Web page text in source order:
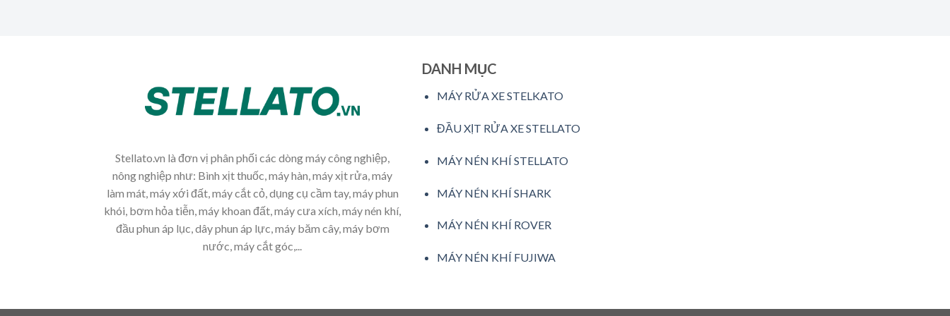
Stellato.vn là đơn vị phân phối các dòng máy công nghiệp,
nông nghiệp như: Bình xịt thuốc, máy hàn, máy xịt rửa, máy
làm mát, máy xới đất, máy cắt cỏ, dụng cụ cầm tay, máy phun
khói, bơm hỏa tiễn, máy khoan đất, máy cưa xích, máy nén khí,
đầu phun áp lục, dây phun áp lực, máy băm cây, máy bơm
nước, máy cắt góc,...
DANH MỤC
MÁY RỬA XE STELKATO
ĐẦU XỊT RỬA XE STELLATO
MÁY NÉN KHÍ STELLATO
MÁY NÉN KHÍ SHARK
MÁY NÉN KHÍ ROVER
MÁY NÉN KHÍ FUJIWA